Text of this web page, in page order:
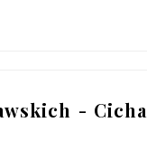
- Cicha